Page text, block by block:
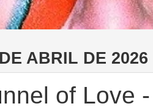
ABRIL DE 2026
of Love